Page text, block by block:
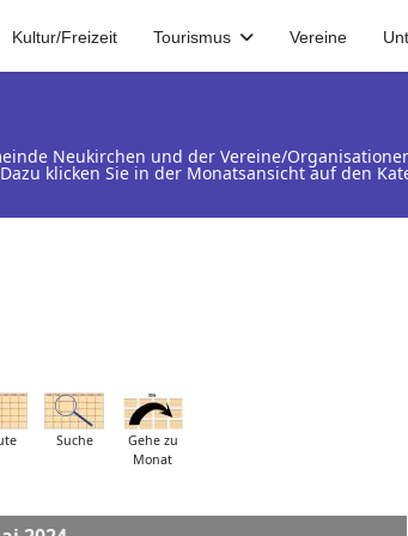
Kultur/Freizeit Tourismus Vereine
Neukirchen und der Vereine/
klicken Sie in der Monatsansicht auf den
Suche
Gehe zu
Monat